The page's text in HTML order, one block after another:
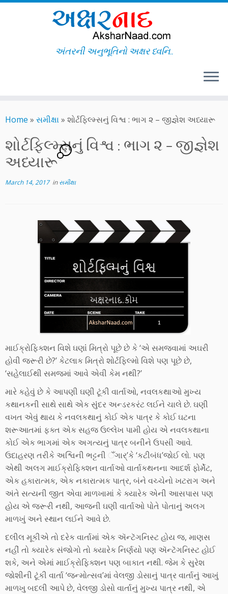
to
અંતરની અનુભૂતિનો અક્ષર ધ્વનિ..
Home » સમીક્ષા» શોર્ટફિલ્મ્સનું વિશ્વ : ભાગ ૨ – જીજ્ઞેશ અધ્યારૂ
શોર્ટફિલ્મ્સનું વિશ્વ : ભાગ ૨ – જીજ્ઞેશ
અધ્યારૂ
2
March 14, 2017inસમીક્ષા
માઈક્રોફિક્શન વિશે ઘણાંં મિત્રો પૂછે છે કે ‘એ સમજવામાં અઘરી
હોવી જરૂરી છે?’ કેટલાક મિત્રો શોર્ટફિલ્મો વિશે પણ પૂછે છે,
‘સહેલાઈથી સમજમાં આવે એવી કેમ નથી?’
મારે કહેવું છે કે આપણી ઘણી ટૂંકી વાર્તાઓ, નવલકથાઓ મુખ્ય
કથાનકની સાથે સાથે એક સુંંદર અન્ડરકરંટ લઈને ચાલે છે. ઘણી
વખત એવું થાય કે નવલકથાનું કોઈ એક પાત્ર કે કોઈ ઘટના
શરૂઆતમાં ફક્ત એક સહજ ઉલ્લેખ પામી હોય એ નવલકથાના
કોઈ એક ભાગમાં એક અગત્યનું પાત્ર બનીને ઉપસી આવે.
ઉદાહરણ તરીકે અશ્વિની ભટ્ટની ઁગાર્’કે ‘કટીબંધ’જોઈ લો. પણ
એથી અલગ માઈક્રોફિક્શન વાર્તાઓ વાર્તાકથનના આદર્શ ફોર્મેટ,
એક હકારાત્મક, એક નકારાત્મક પાત્ર, બંને વચ્ચેનો ખટરાગ અને
અંતે સત્યની જીત એવા માળખામાં કે ક્યારેક એની આસપાસ પણ
હોય એ જરૂરી નથી, આજની ઘણી વાર્તાઓ પોતે પોતાનું અલગ
માળખું અને સ્થાન લઈને આવે છે.
દલીલ મૂકીએ તો દરેક વાર્તામાં એક ઍન્ટૅગનિસ્ટ હોય જ, માણસ
નહીં તો ક્યારેક સંજોગો તો ક્યારેક નિર્ણયો પણ ઍન્ટૅગનિસ્ટ હોઈ
શકે, અને એમાં માઈક્રોફિક્શન પણ બાકાત નથી. જેમ કે સુરેશ
જોશીની ટૂંકી વાર્તા ‘જન્મોત્સવ’માં વેલજી ડોસાનું પાત્ર વાર્તાનું આખું
માળખુ બદલી આપે છે, વેલજી ડોસો વાર્તાનું મુખ્ય પાત્ર નથી, એ